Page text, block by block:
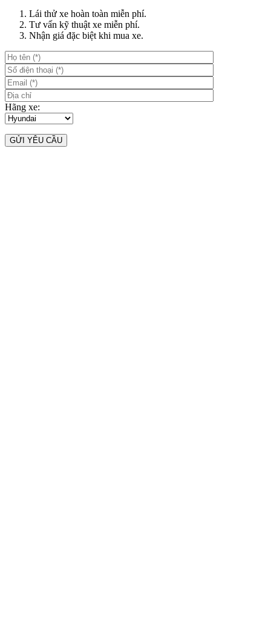
Lái thử xe hoàn toàn miễn phí.
Tư vấn kỹ thuật xe miễn phí.
Nhận giá đặc biệt khi mua xe.
Hãng xe: